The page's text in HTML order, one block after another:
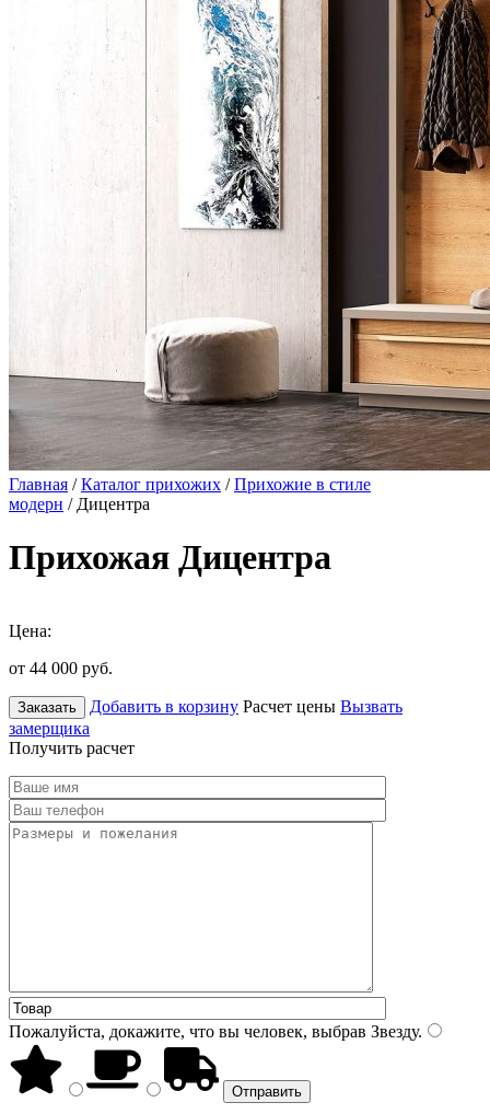
Главная /Каталог прихожих /Прихожие в стиле
модерн / Дицентра
Прихожая Дицентра
Цена:
от 44 000 руб.
Заказать Добавить в корзину Расчет цены Вызвать
замерщика
Получить расчет
Пожалуйста, докажите, что вы человек, выбрав Звезду.